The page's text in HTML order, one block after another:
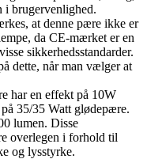
i brugervenlighed.
at denne pære ikke er
da CE-mærket er en
sikkerhedsstandarder.
dette, når man vælger at
har en effekt på 10W
35/35 Watt glødepære.
lumen. Disse
overlegen i forhold til
og lysstyrke.